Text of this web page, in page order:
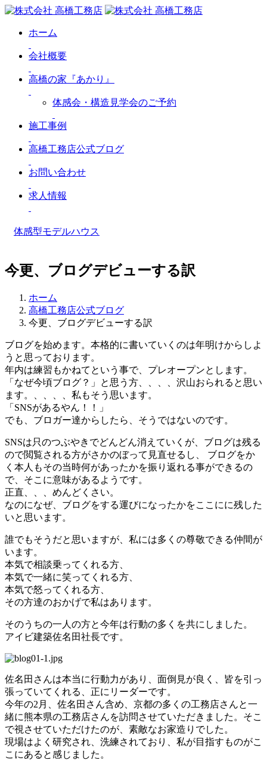
ホーム
会社概要
高橋の家『あかり』
体感会・構造見学会のご予約
施工事例
高橋工務店公式ブログ
お問い合わせ
求人情報
体感型モデルハウス
今更、ブログデビューする訳
ホーム
高橋工務店公式ブログ
今更、ブログデビューする訳
ブログを始めます。本格的に書いていくのは年明けからしよ
うと思っております。
年内は練習もかねてという事で、プレオープンとします。
「なぜ今頃ブログ？」と思う方、、、、沢山おられると思い
ます。、、、、私もそう思います。
「SNSがあるやん！！」
でも、ブロガー達からしたら、そうではないのです。
SNSは只のつぶやきでどんどん消えていくが、ブログは残る
ので閲覧される方がさかのぼって見直せるし、 ブログをか
く本人もその当時何があったかを振り返れる事ができるの
で、そこに意味があるようです。
正直、、、めんどくさい。
なのになぜ、ブログをする運びになったかをここにに残した
いと思います。
誰でもそうだと思いますが、私には多くの尊敬できる仲間が
います。
本気で相談乗ってくれる方、
本気で一緒に笑ってくれる方、
本気で怒ってくれる方、
その方達のおかげで私はあります。
そのうちの一人の方と今年は行動の多くを共にしました。
アイビ建築佐名田社長です。
佐名田さんは本当に行動力があり、面倒見が良く、皆を引っ
張っていてくれる、正にリーダーです。
今年の2月、佐名田さん含め、京都の多くの工務店さんと一
緒に熊本県の工務店さんを訪問させていただきました。そこ
で視させていただけたのが、素敵なお家造りでした。
現場はよく研究され、洗練されており、私が目指すものがこ
こにあると感じました。